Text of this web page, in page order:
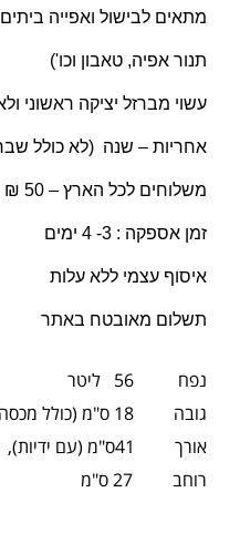
מתאים לבישול ואפייה
תנור אפיה, טאבון וכו')
עשוי מברזל יציקה ראשוני
אחריות – שנה (לא כולל שבר
משלוחים לכל הארץ – 50 ₪
זמן אספקה : 3- 4 ימים
איסוף עצמי ללא עלות
תשלום מאובטח באתר
נפח 56 ליטר
גובה 18 ס"מ (כולל מכסה) , 11.5 ס"מ (ללא מכסה)
אורך 41ס"מ (עם ידיות), 34 ס"מ (ללא ידיות)
רוחב 27 ס"מ